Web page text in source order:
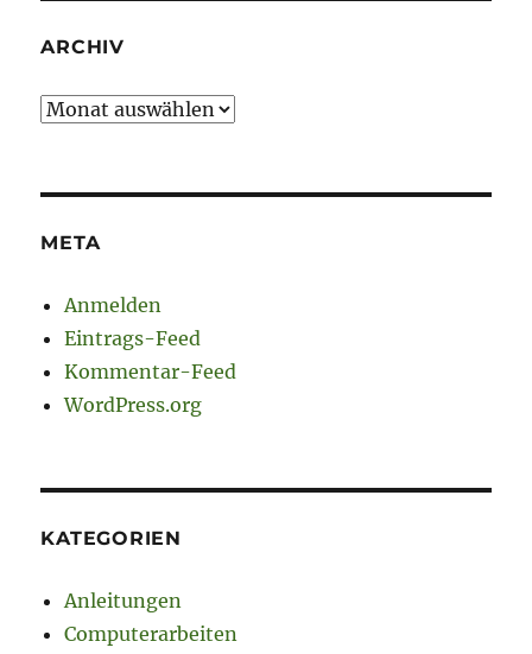
ARCHIV
Archiv
META
Anmelden
Eintrags-Feed
Kommentar-Feed
WordPress.org
KATEGORIEN
Anleitungen
Computerarbeiten